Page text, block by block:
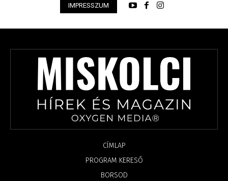
IMPRESSZUM
CÍMLAP
PROGRAM KERESŐ
BORSOD